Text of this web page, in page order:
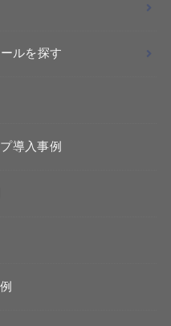
ルを探す
導入事例